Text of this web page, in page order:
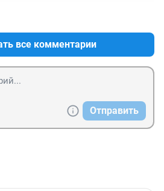
моргнуть фарами ,
скорость и перенеся ногу на
к экстренному
не тот кто не совершает
совершая ошибок исправляет
(Инструктор)
все комментарии
Отправить